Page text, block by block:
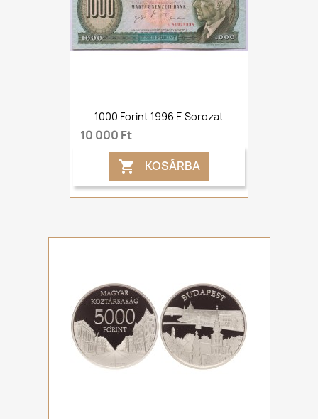
1000 Forint 1996 E Sorozat
10 000 Ft
 KOSÁRBA